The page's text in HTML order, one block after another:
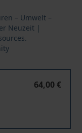
– Umwelt –
Neuzeit |
64,00 €